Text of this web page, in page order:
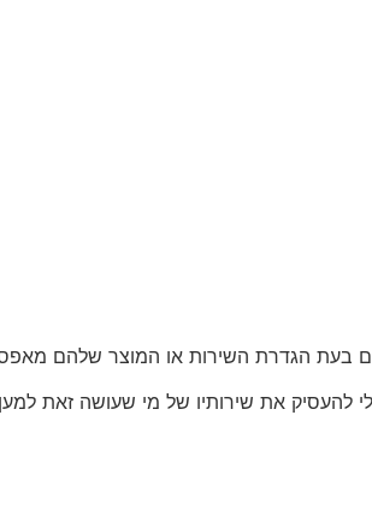
בעת הגדרת השירות או המוצר שלהם
להעסיק את שירותיו של מי שעושה זאת